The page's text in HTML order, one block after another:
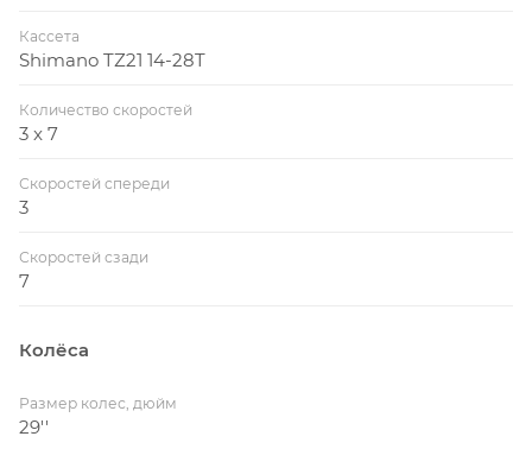
Кассета
Shimano TZ21 14-28T
Количество скоростей
3 x 7
Скоростей спереди
3
Скоростей сзади
7
Колёса
Размер колес, дюйм
29''